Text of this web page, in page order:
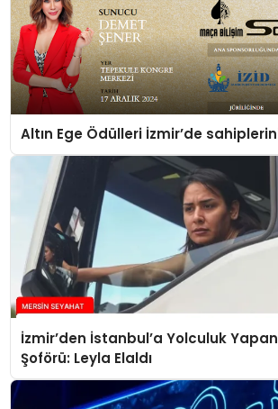
Altın Ege Ödülleri İzmir’de
İzmir’den İstanbul’a Yolculuk Yapan
Şoförü: Leyla Elaldı